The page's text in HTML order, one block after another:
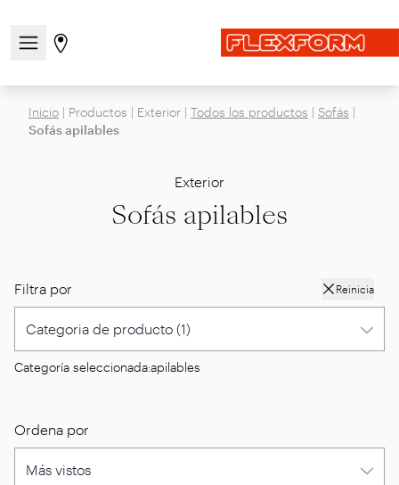
Abre/cierra el menú de navegación
Ir a la página de tiendas
Inicio | Productos | Exterior | Todos los productos | Sofás |
Sofás apilables
Exterior
Sofás apilables
Filtra por Reinicia
Categoría seleccionada:apilables
Ordena por